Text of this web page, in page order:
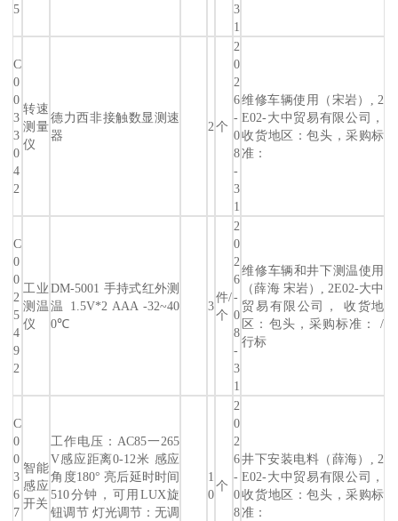
5
3
1
C
0
0
3
3
0
4
2
转速
测量
仪
德力西非接触数显测速
器
2个
2
0
2
6
-
0
8
-
3
1
维修车辆使用（宋岩）, 2
E02-大中贸易有限公司，
收货地区：包头，采购标
准：
C
0
0
2
5
4
9
2
工业
测温
仪
DM-5001 手持式红外测
温 1.5V*2 AAA -32~40
0℃
3
件/
个
2
0
2
6
-
0
8
-
3
1
维修车辆和井下测温使用
（薛海 宋岩）, 2E02-大中
贸易有限公司， 收货地
区：包头，采购标准： /
行标
C
0
0
3
6
7
智能
感应
开关
工作电压：AC85一265
V感应距离0-12米 感应
角度180° 亮后延时时间
510分钟，可用LUX旋
钮调节 灯光调节：无调
1
0
个
2
0
2
6
-
0
8
井下安装电料（薛海）, 2
E02-大中贸易有限公司，
收货地区：包头，采购标
准：